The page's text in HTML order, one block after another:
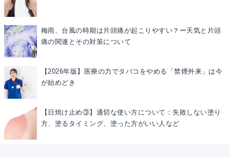
梅雨、台風の時期は片頭痛が起こりやすい？ー天気と片頭
痛の関連とその対策について
【2026年版】医療の力でタバコをやめる「禁煙外来」は今
が始めどき
【日焼け止め③】適切な使い方について：失敗しない塗り
方、塗るタイミング、塗った方がいい人など